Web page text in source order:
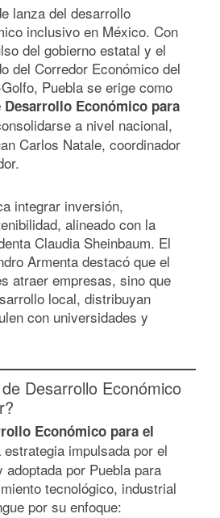
lanza del desarrollo
inclusivo en México. Con
del gobierno estatal y el
del Corredor Económico del
Puebla se erige como
Desarrollo Económico para
a nivel nacional,
Carlos Natale, coordinador
integrar inversión,
alineado con la
Claudia Sheinbaum. El
Armenta destacó que el
atraer empresas, sino que
local, distribuyan
con universidades y
Desarrollo Económico
Económico para el
estrategia impulsada por el
adoptada por Puebla para
tecnológico, industrial
por su enfoque: